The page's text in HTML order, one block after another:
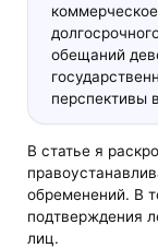
обещаний
перспективы
В статье я
обременений. В
подтверждения
лиц.